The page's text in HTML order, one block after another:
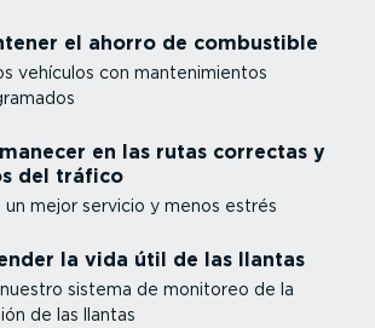
el ahorro de combustible
vehículos con mante­ni­mientos
en las rutas correctas y
del tráfico
un mejor servicio y menos estrés
la vida útil de las llantas
sistema de monitoreo de la
de las llantas